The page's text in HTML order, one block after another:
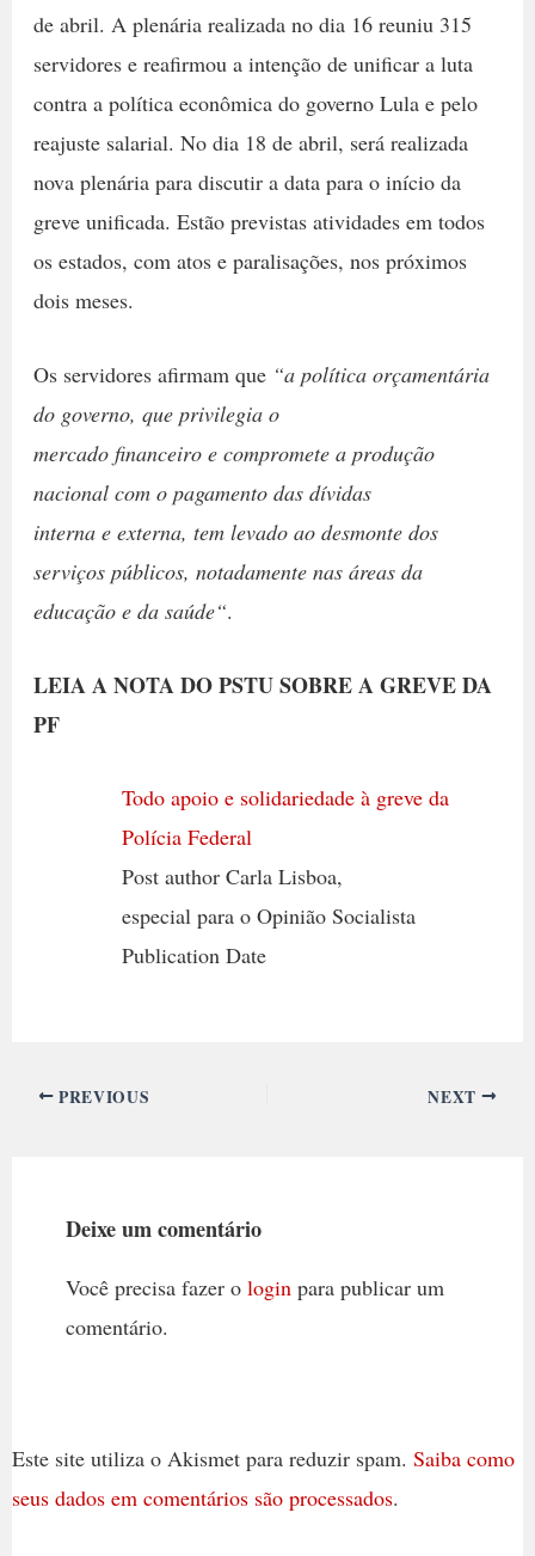
de abril. A plenária realizada no dia 16 reuniu 315
servidores e reafirmou a intenção de unificar a luta
contra a política econômica do governo Lula e pelo
reajuste salarial. No dia 18 de abril, será realizada
nova plenária para discutir a data para o início da
greve unificada. Estão previstas atividades em todos
os estados, com atos e paralisações, nos próximos
dois meses.
Os servidores afirmam que “a política orçamentária
do governo, que privilegia o
mercado financeiro e compromete a produção
nacional com o pagamento das dívidas
interna e externa, tem levado ao desmonte dos
serviços públicos, notadamente nas áreas da
educação e da saúde“.
LEIA A NOTA DO PSTU SOBRE A GREVE DA
PF
Todo apoio e solidariedade à greve da
Polícia Federal
Post author Carla Lisboa,
especial para o Opinião Socialista
Publication Date
PREVIOUS NEXT
Deixe um comentário
Você precisa fazer o loginpara publicar um
comentário.
Este site utiliza o Akismet para reduzir spam. Saiba como
seus dados em comentários são processados.